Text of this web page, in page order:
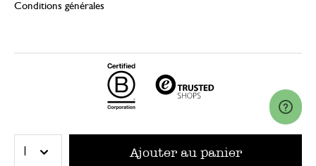
Ajouter au panier
Conditions générales
© 2026 Dille & Kamille (Nederland) B.V.